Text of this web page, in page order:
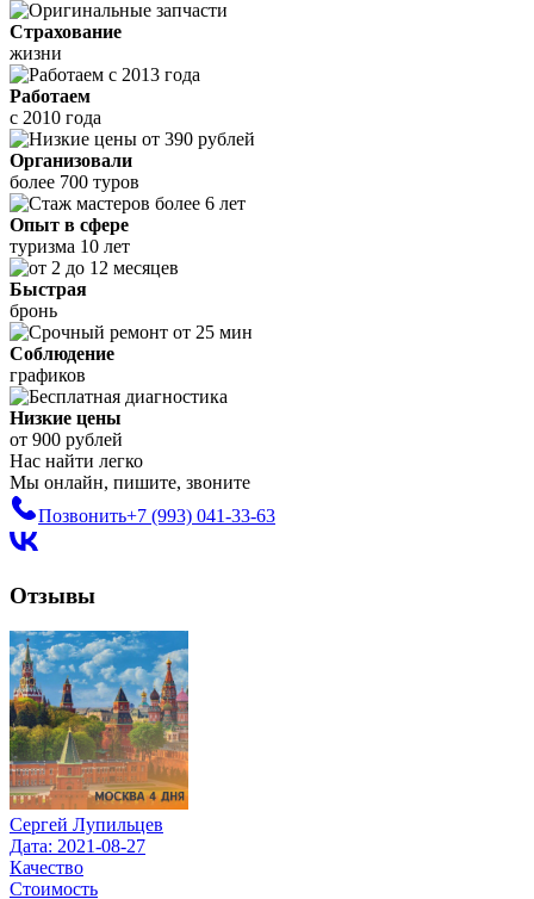
Страхование
жизни
Работаем
с 2010 года
Организовали
более 700 туров
Опыт в сфере
туризма 10 лет
Быстрая
бронь
Соблюдение
графиков
Низкие цены
от 900 рублей
Нас найти легко
Мы онлайн, пишите, звоните
Позвонить+7 (993) 041-33-63
Отзывы
Сергей Лупильцев
Дата: 2021-08-27
Качество
Стоимость